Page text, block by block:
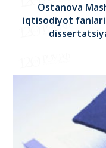
Ostanova
iqtisodiyot fanlari